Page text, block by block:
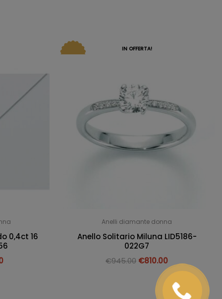
0,4ct 16
IN OFFERTA!
Anelli diamante donna
Anello Solitario Miluna LID5186-
022G7
€945.00 €810.00